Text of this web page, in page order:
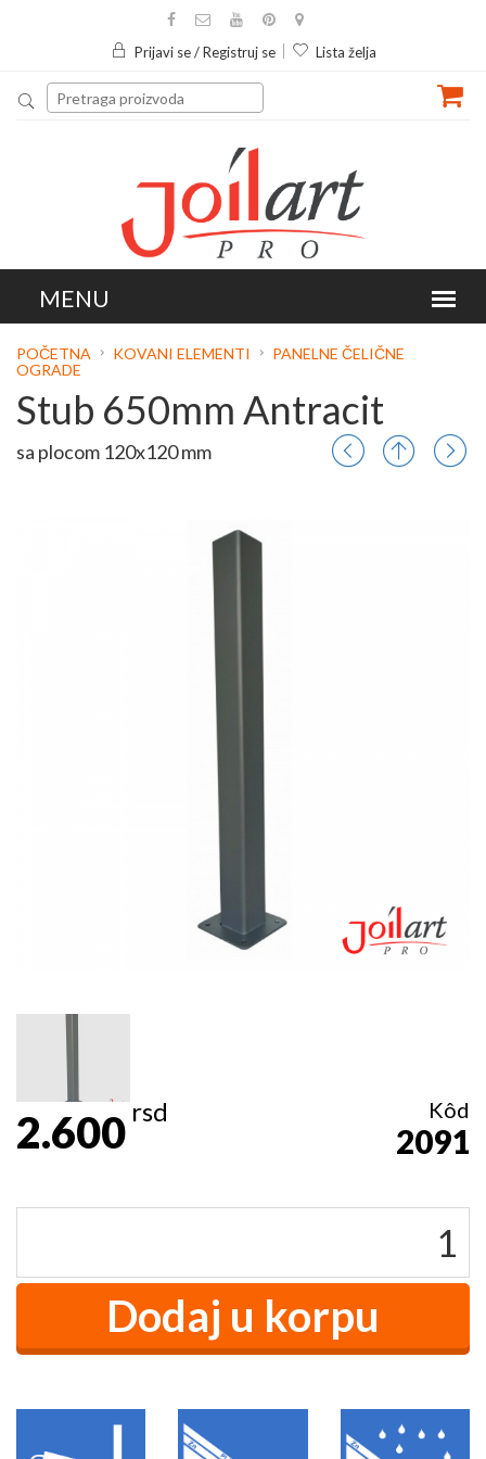
Prijavi se / Registruj se Lista želja
POČETNA KOVANI ELEMENTI
PANELNE ČELIČNE
OGRADE
Stub 650mm Antracit
sa plocom 120x120 mm
2.600rsd Kôd
2091